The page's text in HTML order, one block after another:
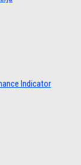
Indicator